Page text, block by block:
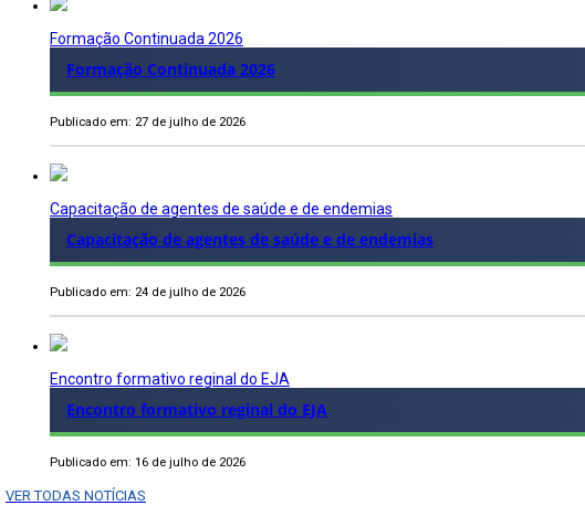
Formação Continuada 2026
Formação Continuada 2026
Publicado em: 27 de julho de 2026
Capacitação de agentes de saúde e de endemias
Capacitação de agentes de saúde e de endemias
Publicado em: 24 de julho de 2026
Encontro formativo reginal do EJA
Encontro formativo reginal do EJA
Publicado em: 16 de julho de 2026
VER TODAS NOTÍCIAS